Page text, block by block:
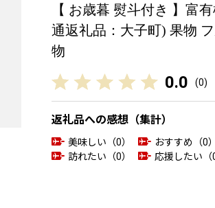
【 お歳暮 熨斗付き 】富
通返礼品：大子町) 果物
物
0.0 (0)
返礼品への感想（集計）
美味しい（0） おすすめ（0）
訪れたい（0）
応援したい（0